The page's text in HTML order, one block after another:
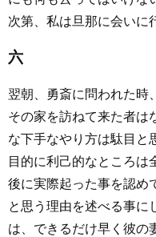
次第、私は旦那に会いに
六
翌朝、勇斎に問われた時
その家を訪ねて来た者は
な下手なやり方は駄目と
目的に利己的なところは
後に実際起った事を認め
と思う理由を述べる事に
は、できるだけ早く彼の